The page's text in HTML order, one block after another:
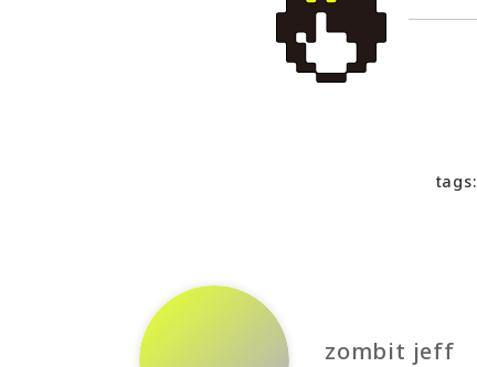
tags:
zombit jeff